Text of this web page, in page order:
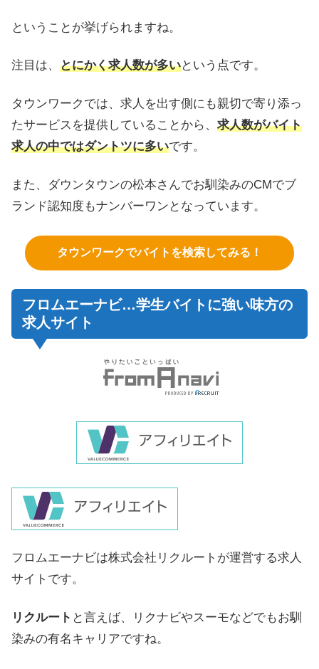
ということが挙げられますね。
注目は、 とにかく求人数が多いという点です。
タウンワークでは、求人を出す側にも親切で寄り添っ
たサービスを提供していることから、 求人数がバイト
求人の中ではダントツに多いです。
また、ダウンタウンの松本さんでお馴染みのCMでブ
ランド認知度もナンバーワンとなっています。
タウンワークでバイトを検索してみる！
フロムエーナビ…学生バイトに強い味方の
求人サイト
フロムエーナビは株式会社リクルートが運営する求人
サイトです。
リクルート と言えば、リクナビやスーモなどでもお馴
染みの有名キャリアですね。